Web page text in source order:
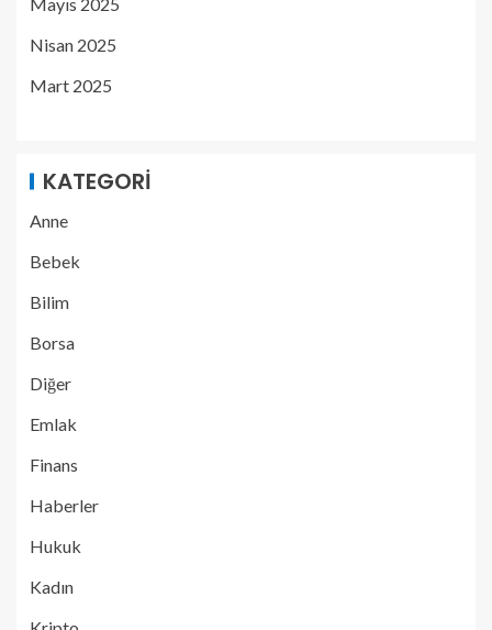
Nisan 2025
Mart 2025
KATEGORI
Anne
Bebek
Bilim
Borsa
Diğer
Emlak
Finans
Haberler
Hukuk
Kadın